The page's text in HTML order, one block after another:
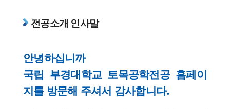
전공소개 인사말
안녕하십니까
국립 부경대학교 토목공학전공 홈페이
지를 방문해 주셔서 감사합니다.